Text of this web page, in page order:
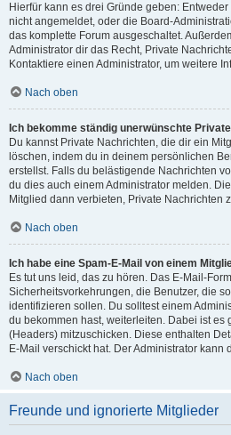
Hierfür kann es drei Gründe geben:
nicht angemeldet, oder die Board-
das komplette Forum ausgeschaltet.
Administrator dir das Recht, Private
Kontaktiere einen Administrator, um weitere
Nach oben
Ich bekomme ständig unerwünschte
Du kannst Private Nachrichten, die dir ein
löschen, indem du in deinem persönlichen
erstellst. Falls du belästigende Nachrichten
du dies auch einem Administrator melden.
Mitglied dann verbieten, Private Nachrichten
Nach oben
Ich habe eine Spam-E-Mail von einem
Es tut uns leid, das zu hören. Das E-Mail-
Sicherheitsvorkehrungen, die Benutzer, die
identifizieren sollen. Du solltest einem
du bekommen hast, weiterleiten. Dabei ist es
(Headers) mitzuschicken. Diese enthalten
E-Mail verschickt hat. Der Administrator
Nach oben
Freunde und ignorierte Mitglieder